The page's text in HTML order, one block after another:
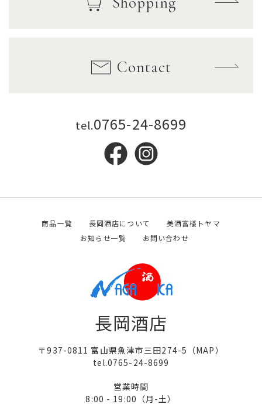
Contact
tel.0765-24-8699
商品一覧 長岡酒店について
美酒富楼トヤマ
お知らせ一覧
お問い合わせ
長岡酒店
〒937-0811 富山県魚津市三田274-5（MAP）
tel.0765-24-8699
営業時間
8:00 - 19:00（月-土）